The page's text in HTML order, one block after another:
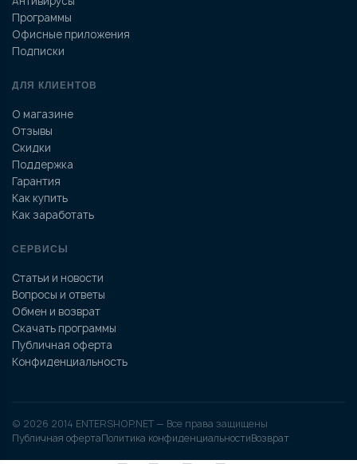
Программы
Офисные приложения
Подписки
ДЛЯ КЛИЕНТОВ
О магазине
Отзывы
Скидки
Поддержка
Гарантия
Как купить
Как заработать
СЕРВИСЫ
Статьи и новости
Вопросы и ответы
Обмен и возврат
Скачать программы
Публичная оферта
Конфиденциальность
© 2026 2014 ENTERSHOP.NET — Все права защищены
Публичная офертаПолитика конфиденциальностиВозврат